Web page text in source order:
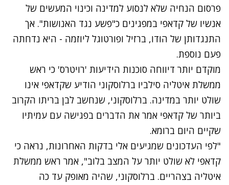
פרסום הנחיה שלא לנסוע למדינה וכינוי המעשים של
אנשיו של קדאפי במפגינים כ"פשע נגד האנושות". אך
התנגדותן של הודו, ברזיל ופורטוגל ליוזמה - היא נדחתה
פעם נוספת.
נסה שוב
מוקדם יותר דיווחה סוכנות הידיעות 'רויטרס' כי ראש
ממשלת איטליה סילביו ברלוסקוני הודיע שקדאפי אינו
שולט יותר במדינה. ברלוסקוני, שנחשב לבן בריתו הקרוב
ביותר של קדאפי אמר את הדברים בפגישה עם עמיתיו
שקיים היום ברומא.
"לפי העדכונים שמגיעים אלי בדקות האחרונות, נראה כי
קדאפי לא שולט יותר על המצב בלוב", אמר ראש ממשלת
איטליה בצהריים. ברלוסקוני, שהיה מאופק עד כה